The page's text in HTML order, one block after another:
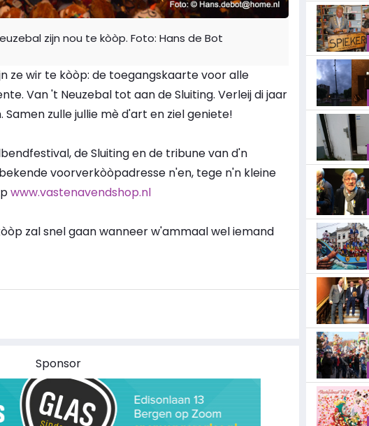
zijn nou te kòòp. Foto: Hans de Bot
ze wir te kòòp: de toegangskaarte voor alle
Van 't Neuzebal tot aan de Sluiting. Verleij di jaar
zulle jullie mè d'art en ziel geniete!
de Sluiting en de tribune van d'n
voorverkòòpadresse n'en, tege n'n kleine
www.vastenavendshop.nl
zal snel gaan wanneer w'ammaal wel iemand
Sponsor